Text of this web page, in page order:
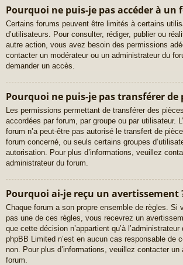
Pourquoi ne puis-je pas accéder à un
Certains forums peuvent être limités à certains
d’utilisateurs. Pour consulter, rédiger, publier ou
autre action, vous avez besoin des permissions
contacter un modérateur ou un administrateur du
demander un accès.
Pourquoi ne puis-je pas transférer de
Les permissions permettant de transférer des
accordées par forum, par groupe ou par utilisateur.
forum n’a peut-être pas autorisé le transfert de
forum concerné, ou seuls certains groupes
autorisation. Pour plus d’informations, veuillez
administrateur du forum.
Pourquoi ai-je reçu un avertissement
Chaque forum a son propre ensemble de règles. Si
pas une de ces règles, vous recevrez un
que cette décision n’appartient qu’à l’administrateur
phpBB Limited n’est en aucun cas responsable de
non. Pour plus d’informations, veuillez contacter un
forum.